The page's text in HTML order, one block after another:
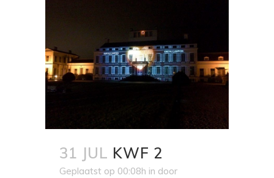
31 JUL KWF 2
Geplaatst op 00:08h in door